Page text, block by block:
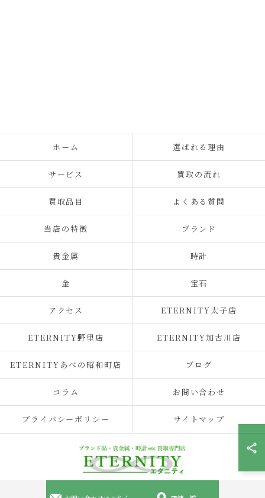
ホーム 選ばれる理由
サービス 買取の流れ
買取品目 よくある質問
当店の特徴 ブランド
貴金属 時計
金 宝石
アクセス ETERNITY太子店
ETERNITY野里店 ETERNITY加古川店
ETERNITYあべの昭和町店 ブログ
コラム お問い合わせ
プライバシーポリシー サイトマップ